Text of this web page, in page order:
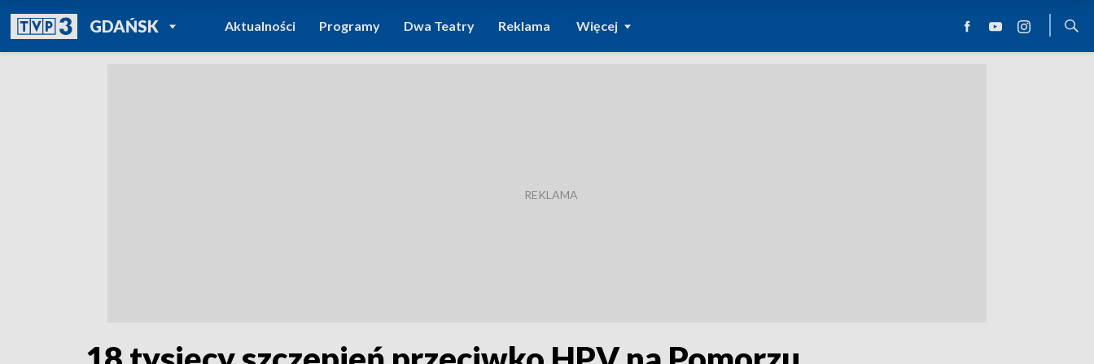
GDAŃSKPOWRÓT DO
TVP REGIONY
Aktualności Programy Dwa Teatry Reklama Więcej